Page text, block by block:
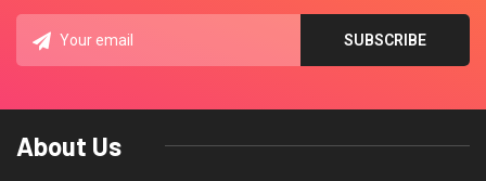
About Us